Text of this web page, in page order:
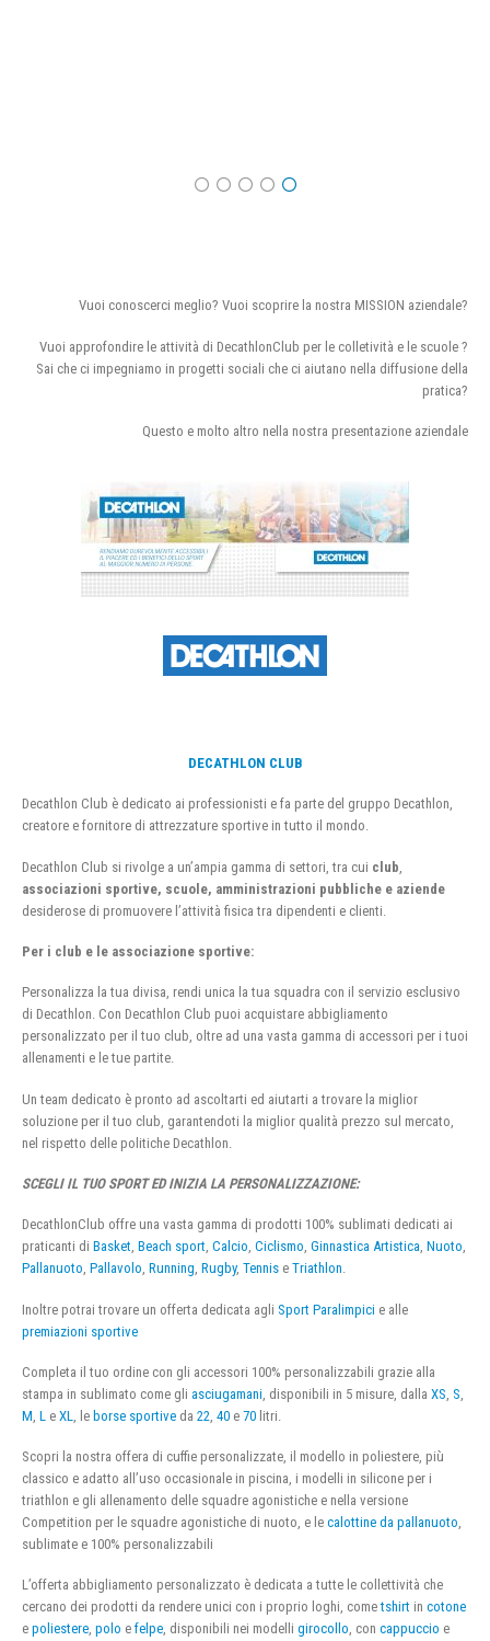
Vuoi conoscerci meglio? Vuoi scoprire la nostra MISSION aziendale?
Vuoi approfondire le attività di DecathlonClub per le colletività e le scuole ?
Sai che ci impegniamo in progetti sociali che ci aiutano nella diffusione della
pratica?
Questo e molto altro nella nostra presentazione aziendale
DECATHLON CLUB
Decathlon Club è dedicato ai professionisti e fa parte del gruppo Decathlon,
creatore e fornitore di attrezzature sportive in tutto il mondo.
Decathlon Club si rivolge a un’ampia gamma di settori, tra cui club
associazioni sportive, scuole, amministrazioni pubbliche e aziende
desiderose di promuovere l’attività fisica tra dipendenti e clienti.
Per i club e le associazione sportive:
Personalizza la tua divisa, rendi unica la tua squadra con il servizio esclusivo
di Decathlon. Con Decathlon Club puoi acquistare abbigliamento
personalizzato per il tuo club, oltre ad una vasta gamma di accessori per i tuoi
allenamenti e le tue partite.
Un team dedicato è pronto ad ascoltarti ed aiutarti a trovare la miglior
soluzione per il tuo club, garantendoti la miglior qualità prezzo sul mercato,
nel rispetto delle politiche Decathlon.
SCEGLI IL TUO SPORT ED INIZIA LA PERSONALIZZAZIONE:
DecathlonClub offre una vasta gamma di prodotti 100% sublimati dedicati ai
praticanti di Basket, Beach sport, Calcio, Ciclismo, Ginnastica Artistica, Nuoto,
Pallanuoto, Pallavolo, Running, Rugby, Tennis e Triathlon.
Inoltre potrai trovare un offerta dedicata agli Sport Paralimpici e alle
premiazioni sportive
Completa il tuo ordine con gli accessori 100% personalizzabili grazie alla
stampa in sublimato come gli asciugamani , disponibili in 5 misure, dalla XS S
M L e XL , le borse sportive da 22 40 e 70 litri.
Scopri la nostra offera di cuffie personalizzate, il modello in poliestere, più
classico e adatto all’uso occasionale in piscina, i modelli in silicone per i
triathlon e gli allenamento delle squadre agonistiche e nella versione
Competition per le squadre agonistiche di nuoto, e le calottine da pallanuoto,
sublimate e 100% personalizzabili
L’offerta abbigliamento personalizzato è dedicata a tutte le collettività che
cercano dei prodotti da rendere unici con i proprio loghi, cometshirt in cotone
e poliestere, polo e felpe, disponibili nei modelli girocollo, con cappuccio e